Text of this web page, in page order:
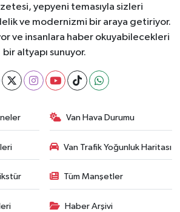
yepyeni temasıyla sizleri
ve modernizmi bir araya getiriyor.
ve insanlara haber okuyabilecekleri
bir altyapı sunuyor.
Van Hava Durumu
Van Trafik Yoğunluk Haritası
Tüm Manşetler
Haber Arşivi